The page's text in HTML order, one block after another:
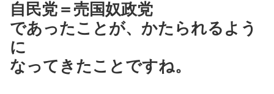
自民党＝売国奴政党
であったことが、かたられるよう
に
なってきたことですね。